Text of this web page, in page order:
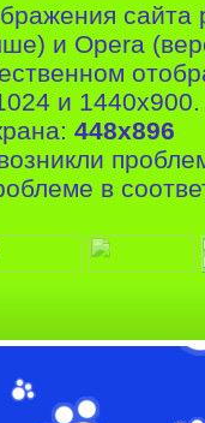
и Opera
и 1440x900.
448x896
в